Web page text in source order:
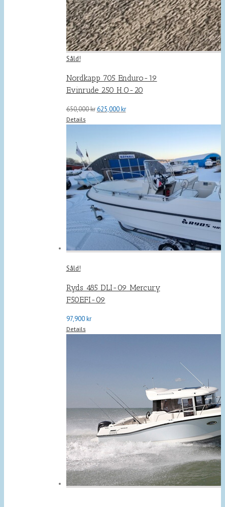
Såld!
Nordkapp 705 Enduro-19
Evinrude 250 H.O-20
650,000kr Det
650,000 kr.
625,000krDet
625,000 kr.
Details
Såld!
Ryds 485 DLI-09 Mercury
F50EFI-09
97,900kr
Details